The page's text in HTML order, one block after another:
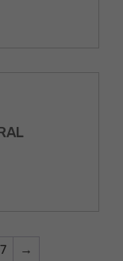
7 →